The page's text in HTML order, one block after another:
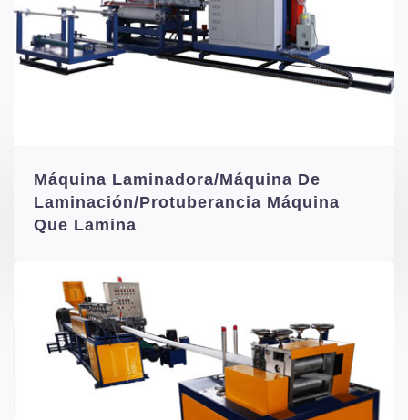
Máquina Laminadora/Máquina De
Laminación/Protuberancia Máquina
Que Lamina